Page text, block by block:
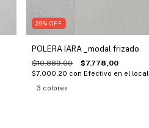
29%OFF
POLERA IARA _modal frizado
$10.889,00 $7.778,00
$7.000,20 con Efectivo en el local
3 colores